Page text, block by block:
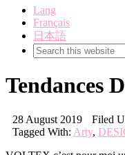
Lang
Français
日本語
Search
this
Tendances
28 August 2019 Filed
Tagged With: Arty,